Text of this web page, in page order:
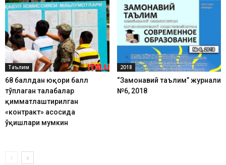
Таълим
68 баллдан юқори балл
тўплаган талабалар
қимматлаштирилган
«контракт» асосида
ўқишлари мумкин
2018
“Замонавий таълим” журнали
№6, 2018